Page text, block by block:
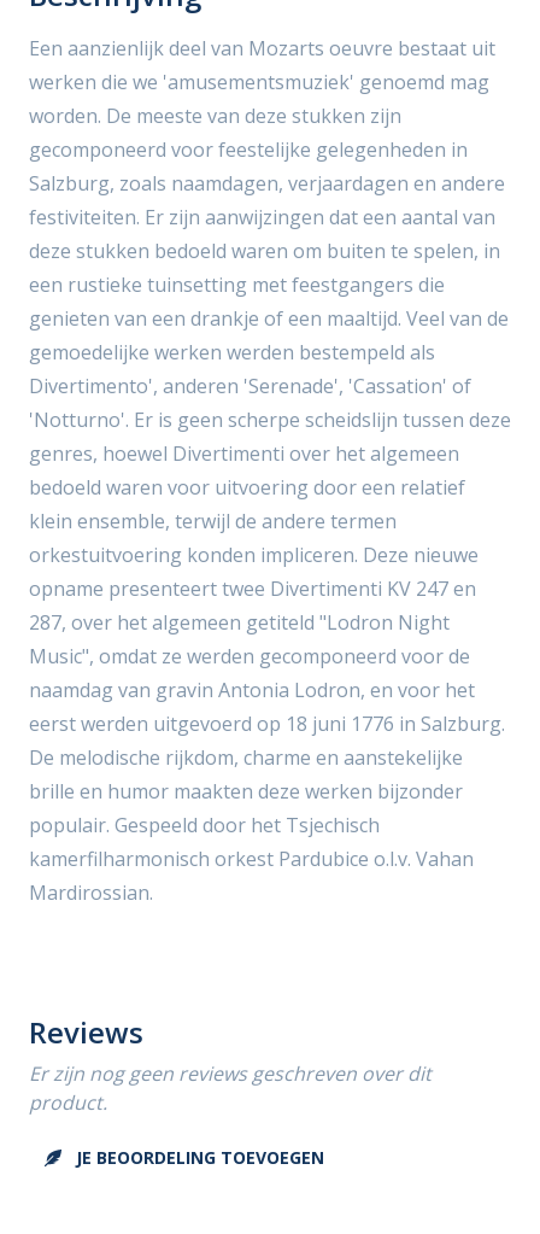
Een aanzienlijk deel van Mozarts oeuvre bestaat uit
werken die we 'amusementsmuziek' genoemd mag
worden. De meeste van deze stukken zijn
gecomponeerd voor feestelijke gelegenheden in
Salzburg, zoals naamdagen, verjaardagen en andere
festiviteiten. Er zijn aanwijzingen dat een aantal van
deze stukken bedoeld waren om buiten te spelen, in
een rustieke tuinsetting met feestgangers die
genieten van een drankje of een maaltijd. Veel van de
gemoedelijke werken werden bestempeld als
Divertimento', anderen 'Serenade', 'Cassation' of
'Notturno'. Er is geen scherpe scheidslijn tussen deze
genres, hoewel Divertimenti over het algemeen
bedoeld waren voor uitvoering door een relatief
klein ensemble, terwijl de andere termen
orkestuitvoering konden impliceren. Deze nieuwe
opname presenteert twee Divertimenti KV 247 en
287, over het algemeen getiteld "Lodron Night
Music", omdat ze werden gecomponeerd voor de
naamdag van gravin Antonia Lodron, en voor het
eerst werden uitgevoerd op 18 juni 1776 in Salzburg.
De melodische rijkdom, charme en aanstekelijke
brille en humor maakten deze werken bijzonder
populair. Gespeeld door het Tsjechisch
kamerfilharmonisch orkest Pardubice o.l.v. Vahan
Mardirossian.
Reviews
Er zijn nog geen reviews geschreven over dit
product.
JE BEOORDELING TOEVOEGEN